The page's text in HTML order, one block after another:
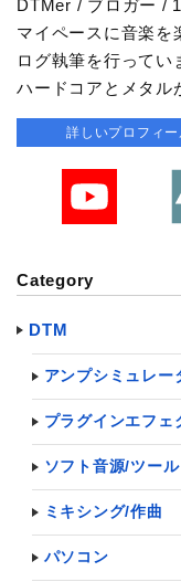
DTMer / ブロガー /
マイペースに音楽を
ログ執筆を行ってい
ハードコアとメタル
詳しいプロフィー
Category
DTM
アンプシミュレー
プラグインエフェ
ソフト音源/ツール
ミキシング/作曲
パソコン